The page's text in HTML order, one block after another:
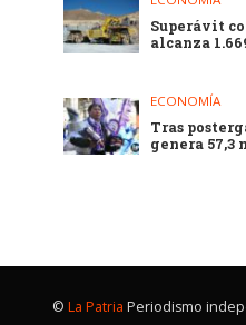
Superávit
alcanza
ECONOMÍA
Tras
genera 57,3
© La Patria Periodismo